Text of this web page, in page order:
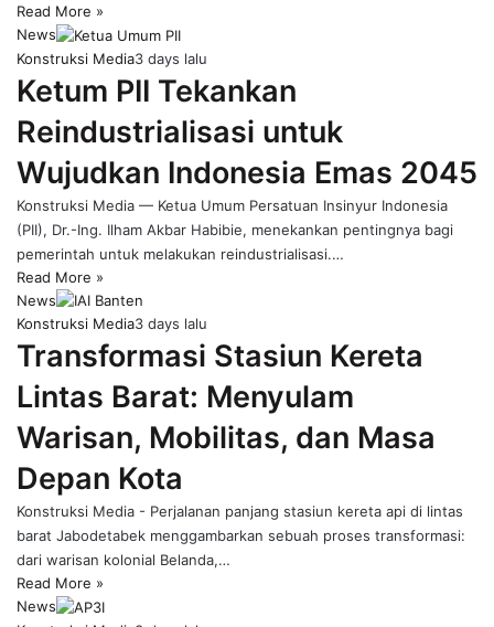
Read More »
News
Konstruksi Media3 days lalu
Ketum PII Tekankan
Reindustrialisasi untuk
Wujudkan Indonesia Emas 2045
Konstruksi Media — Ketua Umum Persatuan Insinyur Indonesia
(PII), Dr.-Ing. Ilham Akbar Habibie, menekankan pentingnya bagi
pemerintah untuk melakukan reindustrialisasi.…
Read More »
News
Konstruksi Media3 days lalu
Transformasi Stasiun Kereta
Lintas Barat: Menyulam
Warisan, Mobilitas, dan Masa
Depan Kota
Konstruksi Media - Perjalanan panjang stasiun kereta api di lintas
barat Jabodetabek menggambarkan sebuah proses transformasi:
dari warisan kolonial Belanda,…
Read More »
News